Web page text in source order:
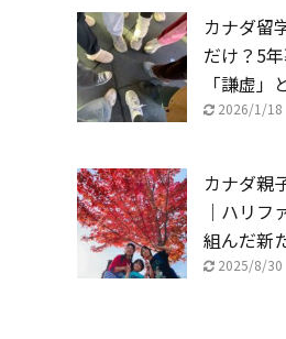
カナダ留
だけ？5
「謙虚」
2026/1/18
カナダ親
｜ハリフ
組んだ新
2025/8/30